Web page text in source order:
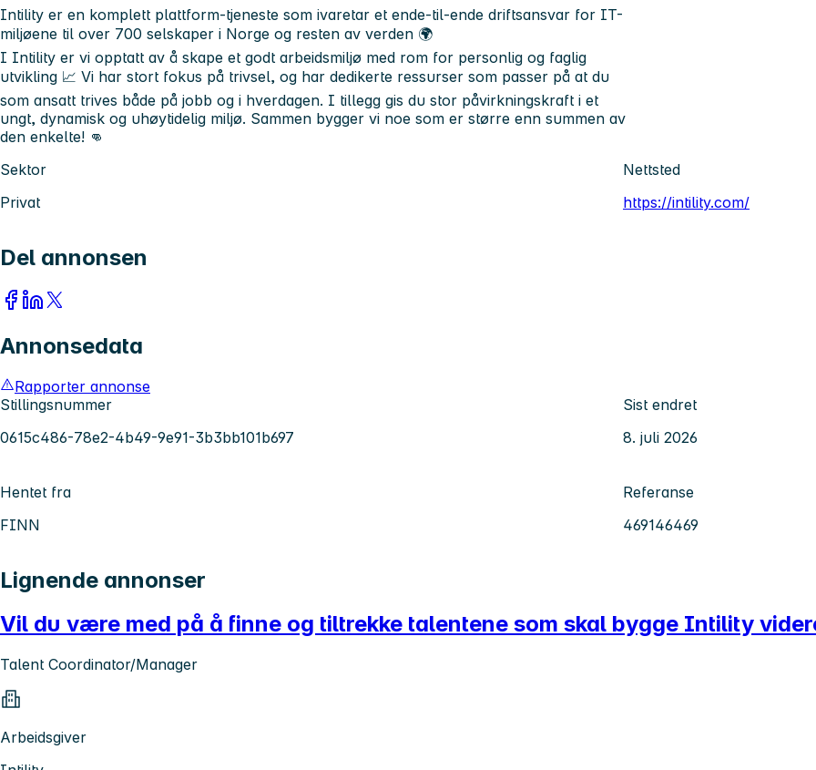
Intility er en komplett plattform-tjeneste som ivaretar et ende-til-ende driftsansvar for IT-
miljøene til over 700 selskaper i Norge og resten av verden 🌍
I Intility er vi opptatt av å skape et godt arbeidsmiljø med rom for personlig og faglig
utvikling 📈 Vi har stort fokus på trivsel, og har dedikerte ressurser som passer på at du
som ansatt trives både på jobb og i hverdagen. I tillegg gis du stor påvirkningskraft i et
ungt, dynamisk og uhøytidelig miljø. Sammen bygger vi noe som er større enn summen av
den enkelte! 👊
Sektor
Privat
Nettsted
https://intility.com/
Del annonsen
Annonsedata
Rapporter annonse
Stillingsnummer
0615c486-78e2-4b49-9e91-3b3bb101b697
Sist endret
8. juli 2026
Hentet fra
FINN
Referanse
469146469
Lignende annonser
Vil du være med på å finne og tiltrekke talentene som skal bygge Intility
Talent Coordinator/Manager
Arbeidsgiver